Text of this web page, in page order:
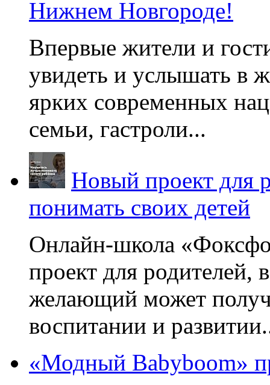
Нижнем Новгороде!
Впервые жители и
увидеть и услышать в
ярких современных
семьи, гастроли...
Новый проект для
понимать своих детей
Онлайн-школа
проект для родителей,
желающий может
воспитании и
«Модный Babyboom»